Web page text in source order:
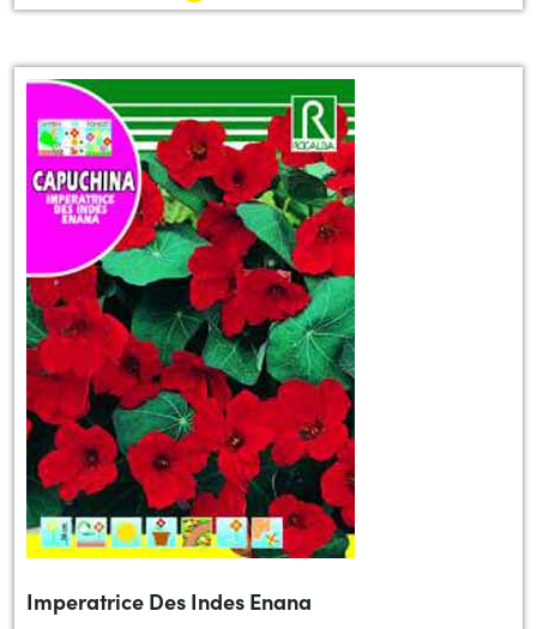
Imperatrice Des Indes Enana